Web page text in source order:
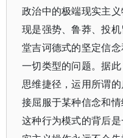
政治中的极端现实主
现是强势、鲁莽、投
堂吉诃德式的坚定信
一切类型的问题。据
思维捷径，运用所谓
接屈服于某种信念和情
这种行为模式的背后